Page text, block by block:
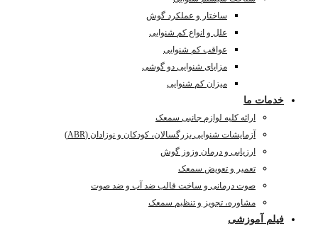
ساختار و عملکرد گوش
علل و انواع کم شنوایی
عواقب کم شنوایی
مزایای شنوایی دو گوشی
میزان کم شنوایی
خدمات ما
ارائه کلیه لوازم جانبی سمعک
آزمایشات شنوایی بزرگسالان، کودکان و نوزادان (ABR)
ارزیابی و درمان وزوز گوش
تعمیر و تعویض سمعک
صوت درمانی و ساخت قالب ضد آب و ضد صوت
مشاوره، تجویز و تنظیم سمعک
فیلم آموزشی